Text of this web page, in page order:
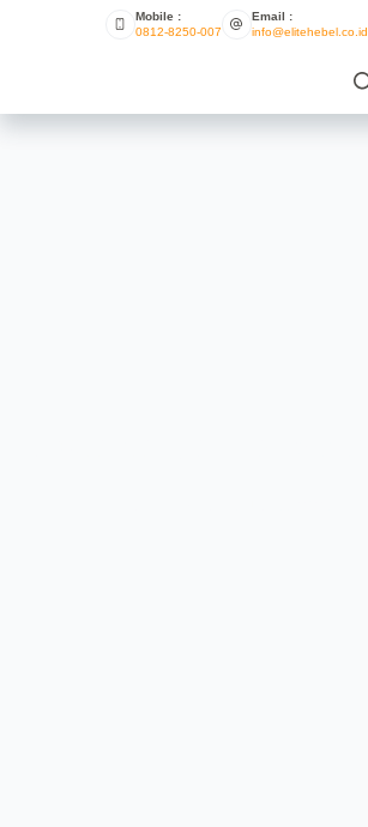
Mobile :
0812-8250-007
Email :
info@elitehebel.co.id